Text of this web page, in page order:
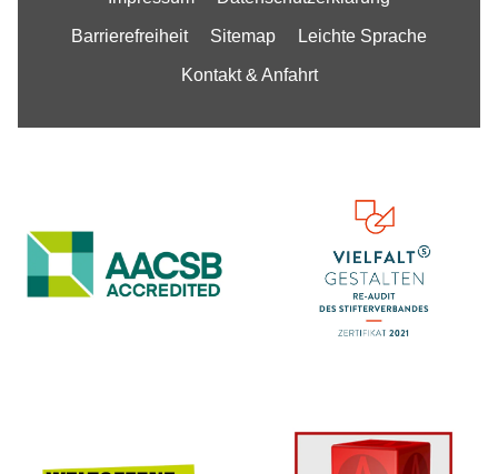
Barrierefreiheit Sitemap Leichte Sprache
Kontakt & Anfahrt